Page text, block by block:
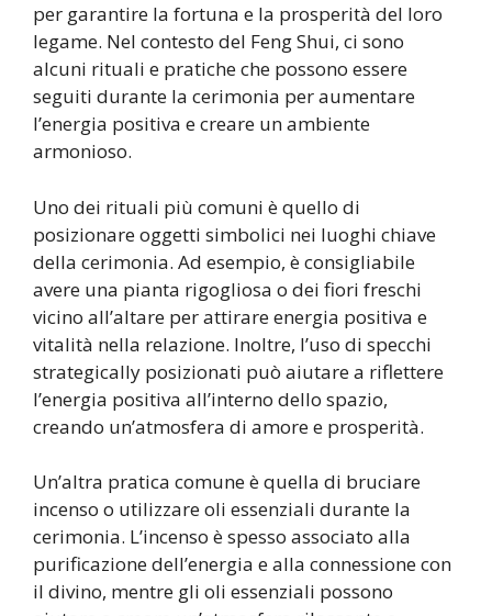
per garantire la fortuna e la prosperità del loro
legame. Nel contesto del Feng Shui, ci sono
alcuni rituali e pratiche che possono essere
seguiti durante la cerimonia per aumentare
l’energia positiva e creare un ambiente
armonioso.
Uno dei rituali più comuni è quello di
posizionare oggetti simbolici nei luoghi chiave
della cerimonia. Ad esempio, è consigliabile
avere una pianta rigogliosa o dei fiori freschi
vicino all’altare per attirare energia positiva e
vitalità nella relazione. Inoltre, l’uso di specchi
strategically posizionati può aiutare a riflettere
l’energia positiva all’interno dello spazio,
creando un’atmosfera di amore e prosperità.
Un’altra pratica comune è quella di bruciare
incenso o utilizzare oli essenziali durante la
cerimonia. L’incenso è spesso associato alla
purificazione dell’energia e alla connessione con
il divino, mentre gli oli essenziali possono